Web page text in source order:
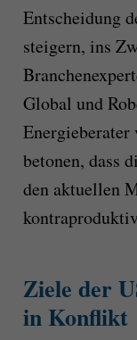
Entscheidung
steigern, ins
Global und
Energieberater
betonen, dass
den aktuellen
Ziele der
in Konflikt